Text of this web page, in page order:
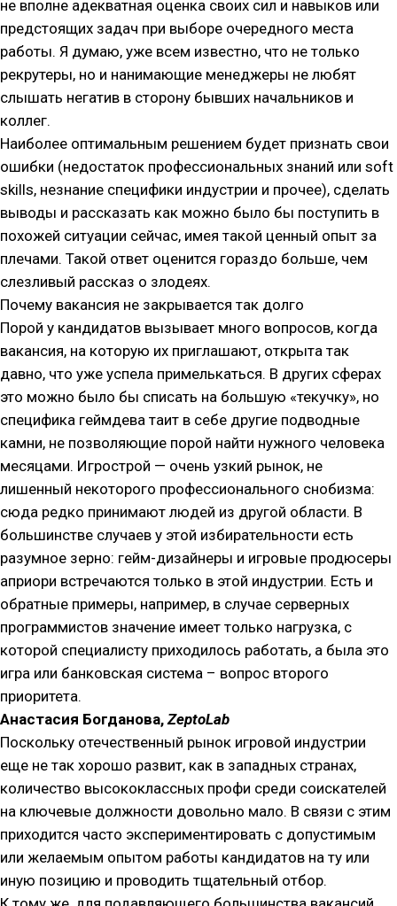
не вполне адекватная оценка своих сил и навыков или
предстоящих задач при выборе очередного места
работы. Я думаю, уже всем известно, что не только
рекрутеры, но и нанимающие менеджеры не любят
слышать негатив в сторону бывших начальников и
коллег.
Наиболее оптимальным решением будет признать свои
ошибки (недостаток профессиональных знаний или soft
skills, незнание специфики индустрии и прочее), сделать
выводы и рассказать как можно было бы поступить в
похожей ситуации сейчас, имея такой ценный опыт за
плечами. Такой ответ оценится гораздо больше, чем
слезливый рассказ о злодеях.
Почему вакансия не закрывается так долго
Порой у кандидатов вызывает много вопросов, когда
вакансия, на которую их приглашают, открыта так
давно, что уже успела примелькаться. В других сферах
это можно было бы списать на большую «текучку», но
специфика геймдева таит в себе другие подводные
камни, не позволяющие порой найти нужного человека
месяцами. Игрострой — очень узкий рынок, не
лишенный некоторого профессионального снобизма:
сюда редко принимают людей из другой области. В
большинстве случаев у этой избирательности есть
разумное зерно: гейм-дизайнеры и игровые продюсеры
априори встречаются только в этой индустрии. Есть и
обратные примеры, например, в случае серверных
программистов значение имеет только нагрузка, с
которой специалисту приходилось работать, а была это
игра или банковская система – вопрос второго
приоритета.
Анастасия Богданова,ZeptoLab
Поскольку отечественный рынок игровой индустрии
еще не так хорошо развит, как в западных странах,
количество высококлассных профи среди соискателей
на ключевые должности довольно мало. В связи с этим
приходится часто экспериментировать с допустимым
или желаемым опытом работы кандидатов на ту или
иную позицию и проводить тщательный отбор.